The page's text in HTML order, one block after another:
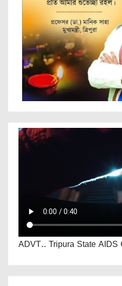
ADVT.. Tripura State AIDS